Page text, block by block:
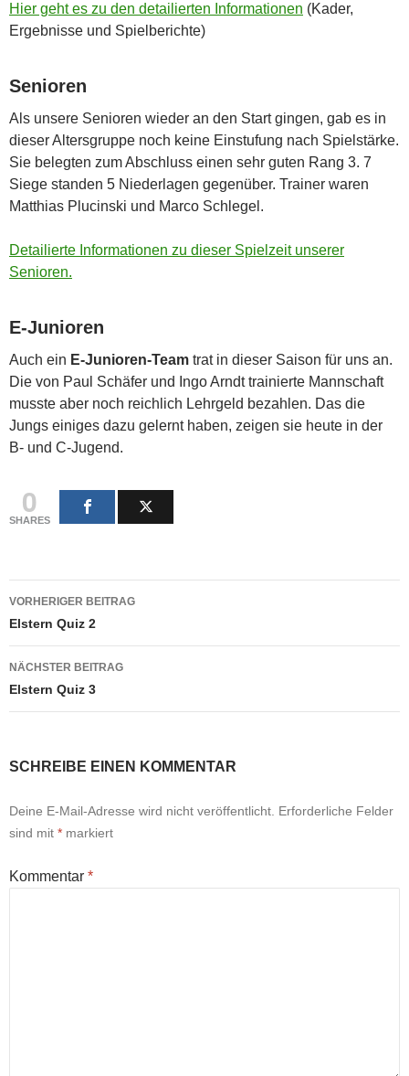
Hier geht es zu den detailierten Informationen (Kader,
Ergebnisse und Spielberichte)
Senioren
Als unsere Senioren wieder an den Start gingen, gab es in
dieser Altersgruppe noch keine Einstufung nach Spielstärke.
Sie belegten zum Abschluss einen sehr guten Rang 3. 7
Siege standen 5 Niederlagen gegenüber. Trainer waren
Matthias Plucinski und Marco Schlegel.
Detailierte Informationen zu dieser Spielzeit unserer
Senioren.
E-Junioren
Auch ein E-Junioren-Team trat in dieser Saison für uns an.
Die von Paul Schäfer und Ingo Arndt trainierte Mannschaft
musste aber noch reichlich Lehrgeld bezahlen. Das die
Jungs einiges dazu gelernt haben, zeigen sie heute in der
B- und C-Jugend.
0
SHARES
Beitragsnavigation
VORHERIGER BEITRAG
Elstern Quiz 2
NÄCHSTER BEITRAG
Elstern Quiz 3
SCHREIBE EINEN KOMMENTAR
Deine E-Mail-Adresse wird nicht veröffentlicht. Erforderliche Felder
sind mit * markiert
Kommentar *